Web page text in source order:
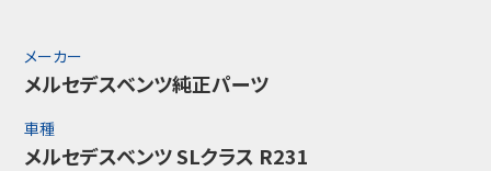
メーカー
メルセデスベンツ純正パーツ
車種
メルセデスベンツ SLクラス R231